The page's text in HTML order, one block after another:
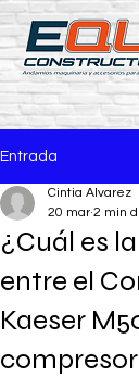
Entrada
¿Cuál es
entre el
Kaeser
Cintia Alvarez
20 mar 2 min